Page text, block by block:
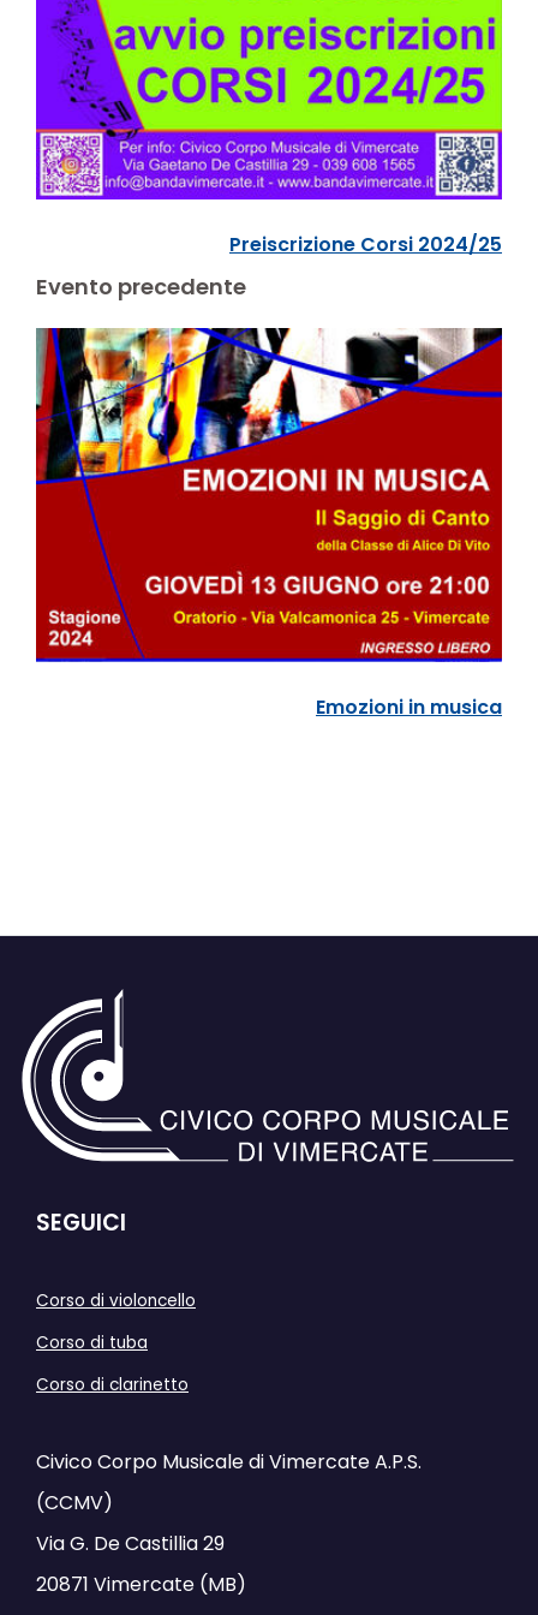
Preiscrizione Corsi 2024/25
Evento precedente
Emozioni in musica
SEGUICI
Corso di violoncello
Corso di tuba
Corso di clarinetto
Civico Corpo Musicale di Vimercate A.P.S.
(CCMV)
Via G. De Castillia 29
20871 Vimercate (MB)